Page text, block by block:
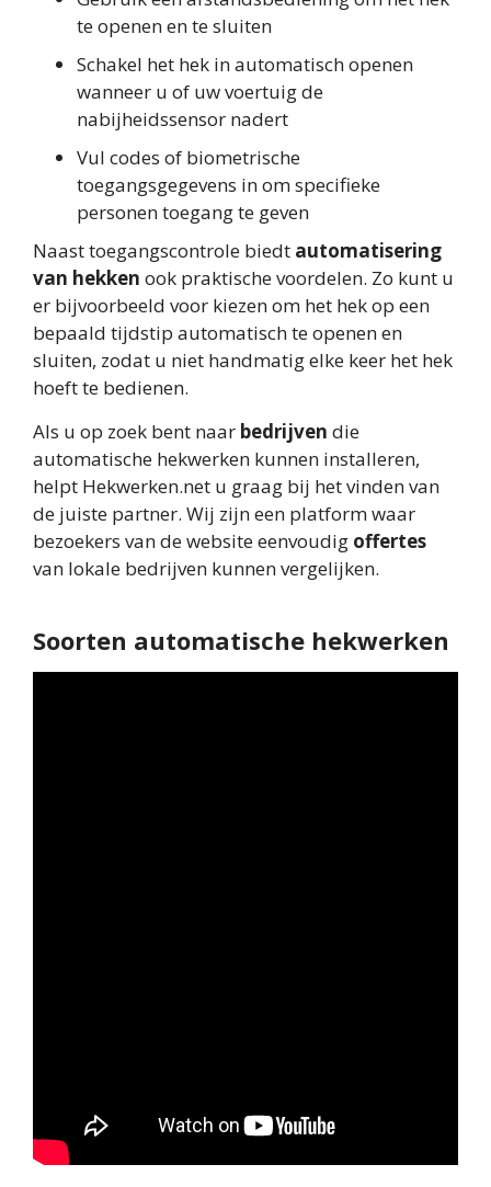
te openen en te sluiten
Schakel het hek in automatisch openen
wanneer u of uw voertuig de
nabijheidssensor nadert
Vul codes of biometrische
toegangsgegevens in om specifieke
personen toegang te geven
Naast toegangscontrole biedt automatisering
van hekken ook praktische voordelen. Zo kunt u
er bijvoorbeeld voor kiezen om het hek op een
bepaald tijdstip automatisch te openen en
sluiten, zodat u niet handmatig elke keer het hek
hoeft te bedienen.
Als u op zoek bent naar bedrijven die
automatische hekwerken kunnen installeren,
helpt Hekwerken.net u graag bij het vinden van
de juiste partner. Wij zijn een platform waar
bezoekers van de website eenvoudig offertes
van lokale bedrijven kunnen vergelijken.
Soorten automatische hekwerken